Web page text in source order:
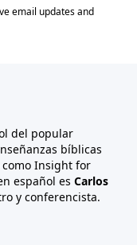
del popular
bíblicas
como Insight for
español es Carlos
y conferencista.